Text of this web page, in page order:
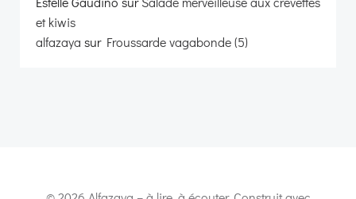
et kiwis
alfazaya sur Froussarde vagabonde (5)